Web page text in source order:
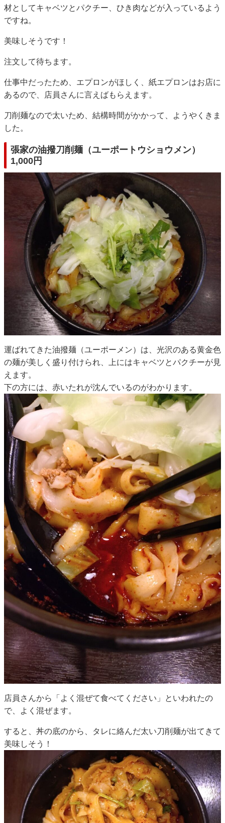
材としてキャベツとパクチー、ひき肉などが入っているよう
ですね。
美味しそうです！
注文して待ちます。
仕事中だったため、エプロンがほしく、紙エプロンはお店に
あるので、店員さんに言えばもらえます。
刀削麺なので太いため、結構時間がかかって、ようやくきま
した。
張家の油撥刀削麺（ユーポートウショウメン）
1,000円
運ばれてきた油撥麺（ユーポーメン）は、光沢のある黄金色
の麺が美しく盛り付けられ、上にはキャベツとパクチーが見
えます。
下の方には、赤いたれが沈んでいるのがわかります。
店員さんから「よく混ぜて食べてください」といわれたの
で、よく混ぜます。
すると、丼の底のから、タレに絡んだ太い刀削麺が出てきて
美味しそう！